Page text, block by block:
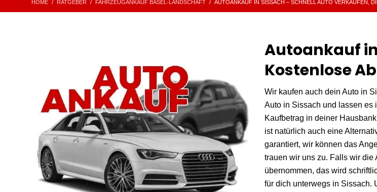
HOME RATGEBER FAHRZEUGANKAUF BASEL-LANDSCHAFT AUTOANKAUF IN SISSACH – SCHNELL AUTO VERKAUFEN,
Autoankauf
Kostenlose
Wir kaufen auch dein Auto in
Auto in Sissach und lassen es
Kaufbetrag in deiner
ist natürlich auch eine
garantiert, wir können das
trauen wir uns zu. Falls wir
übernommen, das wird
für dich unterwegs in Sissach.